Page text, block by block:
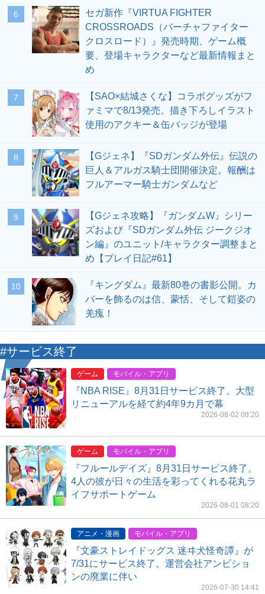
6
セガ新作『VIRTUA FIGHTER
CROSSROADS（バーチャファイター
クロスロード）』発売時期、ゲーム概
要、登場キャラクターなど最新情報まと
め
7
【SAO×結城さくな】コラボグッズがフ
ァミマで8/13発売。描き下ろしイラスト
使用のアクキー＆缶バッジが登場
8
【Gジェネ】『SDガンダム外伝』伝説の
巨人＆アルガス騎士団開催決定。報酬は
フルアーマー騎士ガンダムなど
9
【Gジェネ攻略】『ガンダムW』シリー
ズおよび『SDガンダム外伝 ジークジオ
ン編』のユニット/キャラクター調整まと
め【プレイ日記#61】
10
『キングダム』最新80巻の書影公開。カ
バーを飾るのは信、蒙恬、そして鎧姿の
羌瘣！
#サービス終了
ゲーム モバイル・アプリ
『NBA RISE』8月31日サービス終了。大型
リニューアルを経て約4年9カ月で幕
2026-08-02 08:20
ゲーム モバイル・アプリ
『フルールデイズ』8月31日サービス終了。
4人の彼が日々の生活を彩ってくれる花丸ラ
イフサポートゲーム
2026-08-01 08:20
アニメ・漫画 モバイル・アプリ
『文豪ストレイドッグス 迷ヰ犬怪奇譚』が
7/31にサービス終了。運営会社アンビショ
ンの廃業に伴い
2026-07-30 14:41